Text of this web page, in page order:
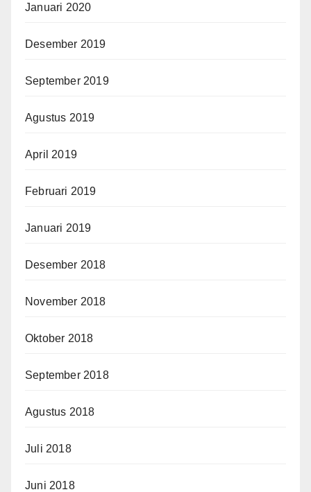
Januari 2020
Desember 2019
September 2019
Agustus 2019
April 2019
Februari 2019
Januari 2019
Desember 2018
November 2018
Oktober 2018
September 2018
Agustus 2018
Juli 2018
Juni 2018